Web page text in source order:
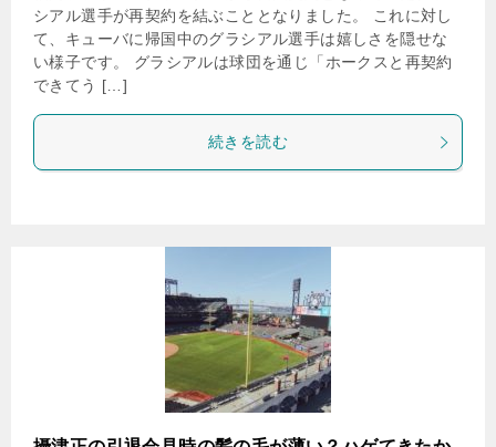
シアル選手が再契約を結ぶこととなりました。 これに対し
て、キューバに帰国中のグラシアル選手は嬉しさを隠せな
い様子です。 グラシアルは球団を通じ「ホークスと再契約
できてう […]
続きを読む